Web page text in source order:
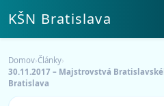
KŠN Bratislava
Domov›Články›
30.11.2017 – Majstrovstvá
Bratislava